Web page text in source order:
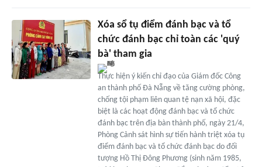
Xóa sổ tụ điểm đánh bạc và tổ
chức đánh bạc chỉ toàn các 'quý
bà' tham gia
Thực hiện ý kiến chỉ đạo của Giám đốc Công
an thành phố Đà Nẵng về tăng cường phòng,
chống tội phạm liên quan tệ nạn xã hội, đặc
biệt là các hoạt động đánh bạc và tổ chức
đánh bạc trên địa bàn thành phố, ngày 21/4,
Phòng Cảnh sát hình sự tiến hành triệt xóa tụ
điểm đánh bạc và tổ chức đánh bạc do đối
tượng Hồ Thị Đông Phương (sinh năm 1985,